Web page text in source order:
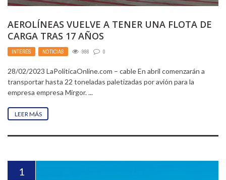
AEROLÍNEAS VUELVE A TENER UNA FLOTA DE
CARGA TRAS 17 AÑOS
INTERÉS , NOTICIAS 986 0
28/02/2023 LaPoliticaOnline.com – cable En abril comenzarán a
transportar hasta 22 toneladas paletizadas por avión para la
empresa empresa Mirgor. ...
LEER MÁS
1